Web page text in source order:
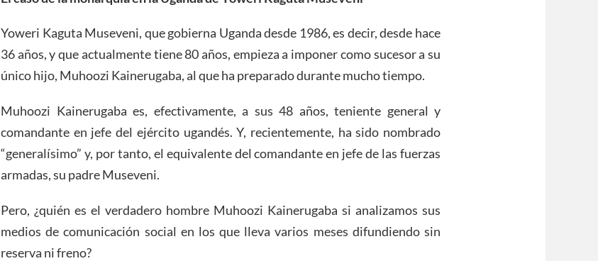
Yoweri Kaguta Museveni, que gobierna Uganda desde 1986, es decir, desde hace
36 años, y que actualmente tiene 80 años, empieza a imponer como sucesor a su
único hijo, Muhoozi Kainerugaba, al que ha preparado durante mucho tiempo.
Muhoozi Kainerugaba es, efectivamente, a sus 48 años, teniente general y
comandante en jefe del ejército ugandés. Y, recientemente, ha sido nombrado
“generalísimo” y, por tanto, el equivalente del comandante en jefe de las fuerzas
armadas, su padre Museveni.
Pero, ¿quién es el verdadero hombre Muhoozi Kainerugaba si analizamos sus
medios de comunicación social en los que lleva varios meses difundiendo sin
reserva ni freno?